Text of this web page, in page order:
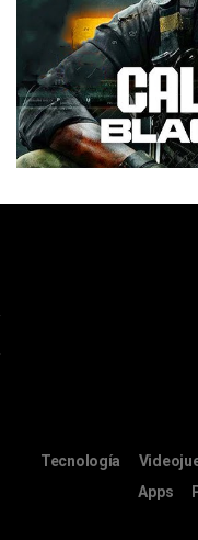
Tecnología
Apps